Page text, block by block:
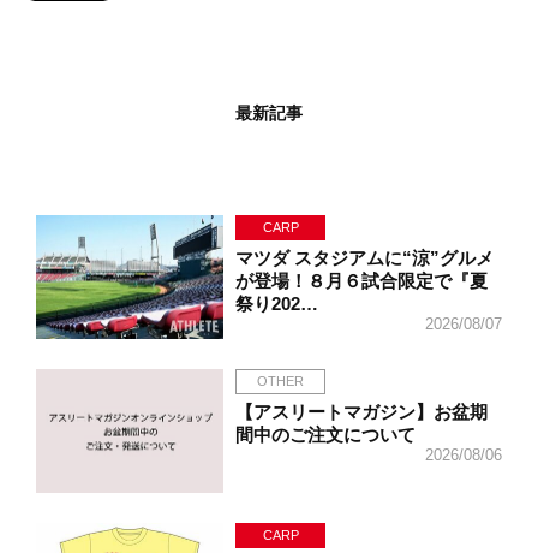
最新記事
CARP
マツダ スタジアムに“涼”グルメ
が登場！８月６試合限定で『夏
祭り202…
2026/08/07
OTHER
【アスリートマガジン】お盆期
間中のご注文について
2026/08/06
CARP